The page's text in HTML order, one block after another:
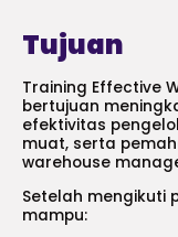
Tujuan
Training Effective
bertujuan
efektivitas
muat, serta
warehouse
Setelah mengikuti
mampu: